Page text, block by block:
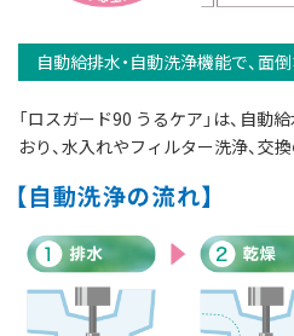
自動給排水・自動洗浄機能で、面
「ロスガード90 うるケア」は、自動
おり、水入れやフィルター洗浄、交